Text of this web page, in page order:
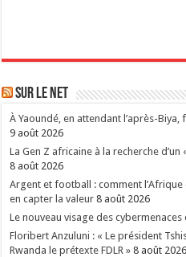
Sur le Net
À Yaoundé, en attendant l’après-
9 août 2026
La Gen Z africaine à la recherche
8 août 2026
Argent et football : comment l’Afrique
en capter la valeur 8 août 2026
Le nouveau visage des
Floribert Anzuluni : « Le président
Rwanda le prétexte FDLR » 8 août 2026